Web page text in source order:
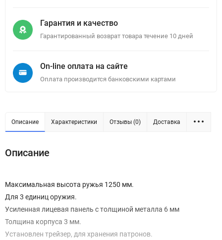
Гарантия и качество
Гарантированный возврат товара течение 10 дней
On-line оплата на сайте
Оплата производится банковскими картами
Описание Характеристики Отзывы (0) Доставка
Описание
Максимальная высота ружья 1250 мм.
Для 3 единиц оружия.
Усиленная лицевая панель с толщиной металла 6 мм
Толщина корпуса 3 мм.
Установлен трейзер, для хранения патронов.